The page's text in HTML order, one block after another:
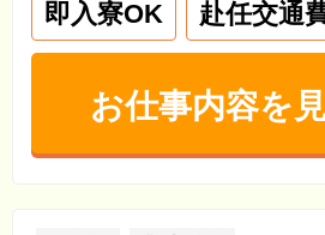
即入寮OK 赴任交通
お仕事内容を